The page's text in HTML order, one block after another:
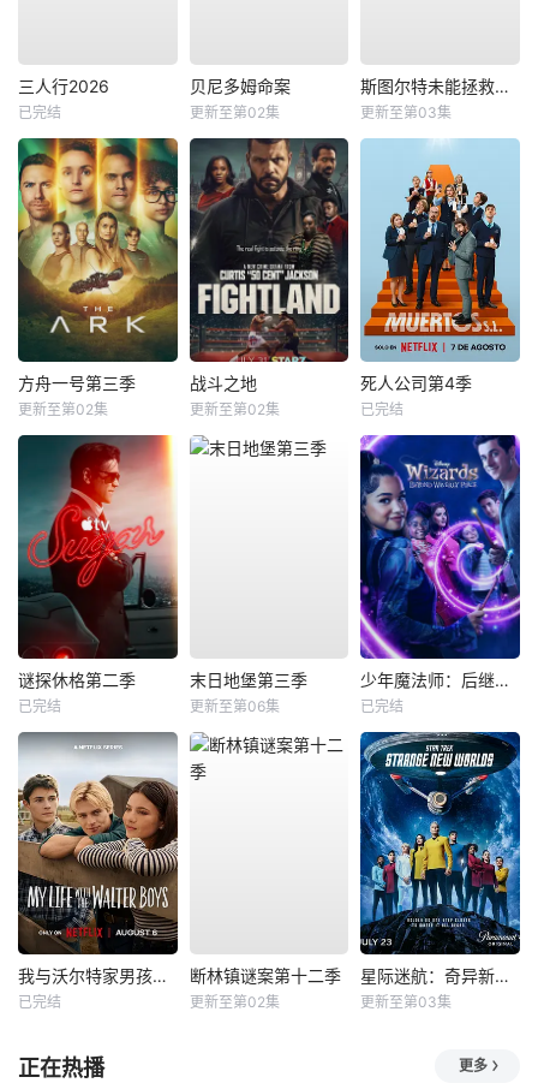
三人行2026
已完结
贝尼多姆命案
更新至第02集
斯图尔特未能拯救宇宙
更新至第03集
方舟一号第三季
更新至第02集
战斗之地
更新至第02集
死人公司第4季
已完结
谜探休格第二季
已完结
末日地堡第三季
更新至第06集
少年魔法师：后继者第三季
已完结
我与沃尔特家男孩的生活第三季
已完结
断林镇谜案第十二季
更新至第02集
星际迷航：奇异新世界第四季
更新至第03集
正在热播 更多